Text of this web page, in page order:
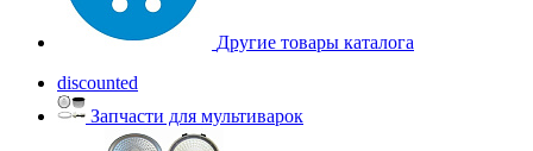
Другие товары каталога
discounted
Запчасти для мультиварок